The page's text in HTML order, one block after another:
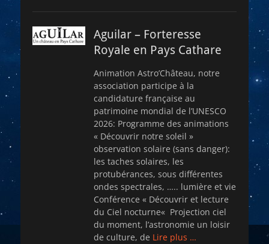
Aguilar – Forteresse
Royale en Pays Cathare
Animation Astro’Château, notre
association participe à la
candidature française au
patrimoine mondial de l’UNESCO
2026: Programme des animations
« Découvrir notre soleil »
observation solaire (sans danger):
les taches solaires, les
protubérances, sous différentes
ondes spectrales, ….. lumière et vie
Conférence « Découvrir et lecture
du Ciel nocturne« Projection ciel
du moment, l’astronomie un loisir
de culture, de Lire plus …